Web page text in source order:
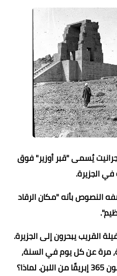
يُسمى "قبر أوزير" فوق
الجزيرة.
النصوص بأنه "مكان الرقاد
القريب يبحرون إلى الجزيرة.
حول القبر 365 مرة، مرة عن كل يوم في السنة،